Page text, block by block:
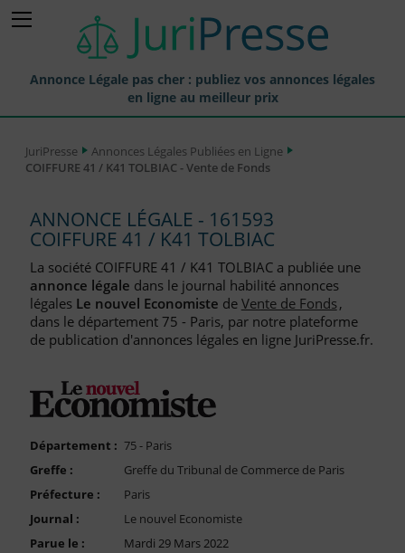
Annonce Légale pas cher : publiez vos annonces légales
en ligne au meilleur prix
Annonces Légales Publiées
Journaux Habilités (JAL) Annonces Légales
Départements pour la Publication d'Annonces Légales
Liste des Greffes
Liste des CCI
FAQ
Nous Contacter
Compte PRO
JuriPresse
Annonces Légales Publiées en Ligne
COIFFURE 41 / K41 TOLBIAC - Vente de Fonds
ANNONCE LÉGALE - 161593
COIFFURE 41 / K41 TOLBIAC
La société COIFFURE 41 / K41 TOLBIAC a publiée une
annonce légale dans le journal habilité annonces
légales Le nouvel Economiste deVente de Fonds,
dans le département 75 - Paris, par notre plateforme
de publication d'annonces légales en ligne JuriPresse.fr.
Département : 75 - Paris
Greffe :
Greffe du Tribunal de Commerce de Paris
Préfecture :
Paris
Journal :
Le nouvel Economiste
Parue le :
Mardi 29 Mars 2022